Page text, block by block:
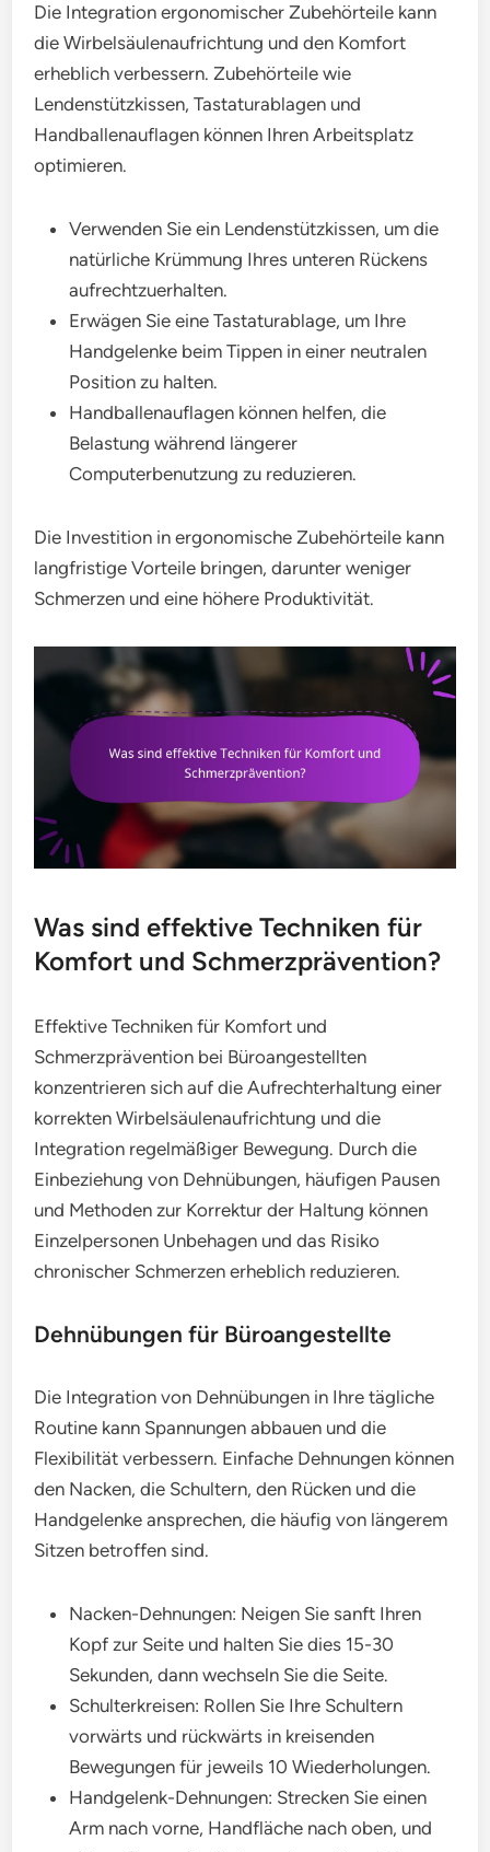
Die Integration ergonomischer Zubehörteile kann
die Wirbelsäulenaufrichtung und den Komfort
erheblich verbessern. Zubehörteile wie
Lendenstützkissen, Tastaturablagen und
Handballenauflagen können Ihren Arbeitsplatz
optimieren.
Verwenden Sie ein Lendenstützkissen, um die
natürliche Krümmung Ihres unteren Rückens
aufrechtzuerhalten.
Erwägen Sie eine Tastaturablage, um Ihre
Handgelenke beim Tippen in einer neutralen
Position zu halten.
Handballenauflagen können helfen, die
Belastung während längerer
Computerbenutzung zu reduzieren.
Die Investition in ergonomische Zubehörteile kann
langfristige Vorteile bringen, darunter weniger
Schmerzen und eine höhere Produktivität.
Was sind effektive Techniken für
Komfort und Schmerzprävention?
Effektive Techniken für Komfort und
Schmerzprävention bei Büroangestellten
konzentrieren sich auf die Aufrechterhaltung einer
korrekten Wirbelsäulenaufrichtung und die
Integration regelmäßiger Bewegung. Durch die
Einbeziehung von Dehnübungen, häufigen Pausen
und Methoden zur Korrektur der Haltung können
Einzelpersonen Unbehagen und das Risiko
chronischer Schmerzen erheblich reduzieren.
Dehnübungen für Büroangestellte
Die Integration von Dehnübungen in Ihre tägliche
Routine kann Spannungen abbauen und die
Flexibilität verbessern. Einfache Dehnungen können
den Nacken, die Schultern, den Rücken und die
Handgelenke ansprechen, die häufig von längerem
Sitzen betroffen sind.
Nacken-Dehnungen: Neigen Sie sanft Ihren
Kopf zur Seite und halten Sie dies 15-30
Sekunden, dann wechseln Sie die Seite.
Schulterkreisen: Rollen Sie Ihre Schultern
vorwärts und rückwärts in kreisenden
Bewegungen für jeweils 10 Wiederholungen.
Handgelenk-Dehnungen: Strecken Sie einen
Arm nach vorne, Handfläche nach oben, und